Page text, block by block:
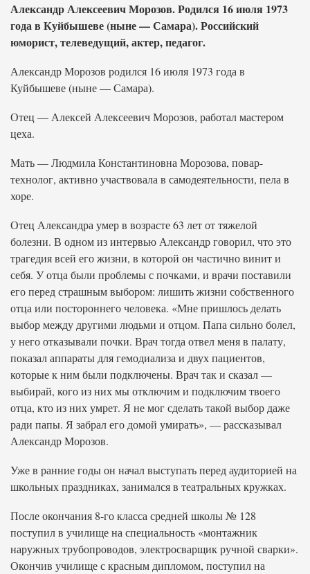
Александр Алексеевич Морозов. Родился 16 июля 1973
года в Куйбышеве (ныне — Самара). Российский
юморист, телеведущий, актер, педагог.
Александр Морозов родился 16 июля 1973 года в
Куйбышеве (ныне — Самара).
Отец — Алексей Алексеевич Морозов, работал мастером
цеха.
Мать — Людмила Константиновна Морозова, повар-
технолог, активно участвовала в самодеятельности, пела в
хоре.
Отец Александра умер в возрасте 63 лет от тяжелой
болезни. В одном из интервью Александр говорил, что это
трагедия всей его жизни, в которой он частично винит и
себя. У отца были проблемы с почками, и врачи поставили
его перед страшным выбором: лишить жизни собственного
отца или постороннего человека. «Мне пришлось делать
выбор между другими людьми и отцом. Папа сильно болел,
у него отказывали почки. Врач тогда отвел меня в палату,
показал аппараты для гемодиализа и двух пациентов,
которые к ним были подключены. Врач так и сказал —
выбирай, кого из них мы отключим и подключим твоего
отца, кто из них умрет. Я не мог сделать такой выбор даже
ради папы. Я забрал его домой умирать», — рассказывал
Александр Морозов.
Уже в ранние годы он начал выступать перед аудиторией на
школьных праздниках, занимался в театральных кружках.
После окончания 8-го класса средней школы № 128
поступил в училище на специальность «монтажник
наружных трубопроводов, электросварщик ручной сварки».
Окончив училище с красным дипломом, поступил на